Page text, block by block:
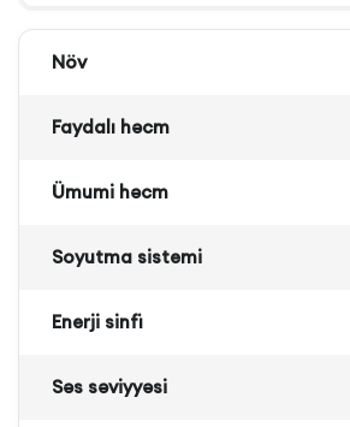
Növ
Faydalı həcm
Ümumi həcm
Soyutma sistemi
Enerji sinfi
Səs səviyyəsi